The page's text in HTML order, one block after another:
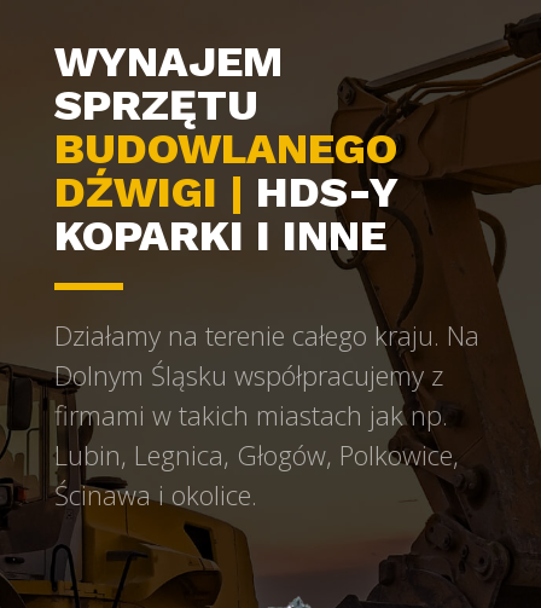
WYNAJEM
SPRZĘTU
BUDOWLANEGO
DŹWIGI | HDS-Y
KOPARKI I INNE
Działamy na terenie całego kraju. Na
Dolnym Śląsku współpracujemy z
firmami w takich miastach jak np.
Lubin, Legnica, Głogów, Polkowice,
Ścinawa i okolice.